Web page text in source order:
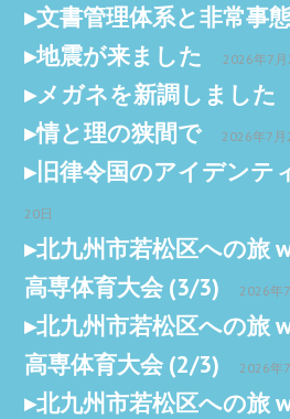
文書管理体系と非常事
地震が来ました 2026年7月
メガネを新調しました
情と理の狭間で 2026年7月
旧律令国のアイデンテ
20日
北九州市若松区への旅
高専体育大会 (3/3)
2026年
北九州市若松区への旅
高専体育大会 (2/3)
2026年
北九州市若松区への旅